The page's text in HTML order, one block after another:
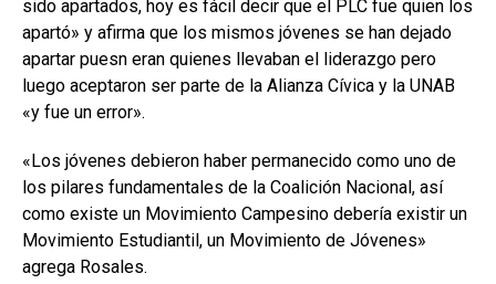
sido apartados, hoy es fácil decir que el PLC fue quien los
apartó» y afirma que los mismos jóvenes se han dejado
apartar puesn eran quienes llevaban el liderazgo pero
luego aceptaron ser parte de la Alianza Cívica y la UNAB
«y fue un error».
«Los jóvenes debieron haber permanecido como uno de
los pilares fundamentales de la Coalición Nacional, así
como existe un Movimiento Campesino debería existir un
Movimiento Estudiantil, un Movimiento de Jóvenes»
agrega Rosales.